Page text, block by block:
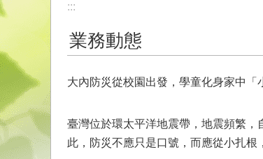
:::
業務動態
大內防災從校園出發，學童化身家中「
臺灣位於環太平洋地震帶，地震頻繁
此，防災不應只是口號，而應從小扎根